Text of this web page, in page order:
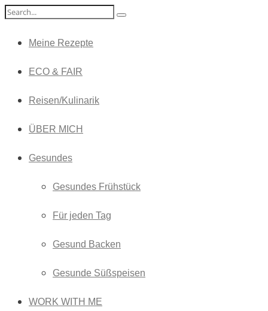
Meine Rezepte
ECO & FAIR
Reisen/Kulinarik
ÜBER MICH
Gesundes
Gesundes Frühstück
Für jeden Tag
Gesund Backen
Gesunde Süßspeisen
WORK WITH ME